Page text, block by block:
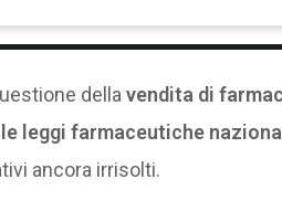
della vendita di
leggi farmaceutiche
ancora irrisolti.